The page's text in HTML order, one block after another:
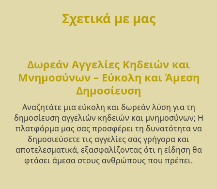
Σχετικά με μας
Δωρεάν Αγγελίες Κηδειών και
Μνημοσύνων – Εύκολη και Άμεση
Δημοσίευση
Αναζητάτε μια εύκολη και δωρεάν λύση για τη
δημοσίευση αγγελιών κηδειών και μνημοσύνων; Η
πλατφόρμα μας σας προσφέρει τη δυνατότητα να
δημοσιεύσετε τις αγγελίες σας γρήγορα και
αποτελεσματικά, εξασφαλίζοντας ότι η είδηση θα
φτάσει άμεσα στους ανθρώπους που πρέπει.